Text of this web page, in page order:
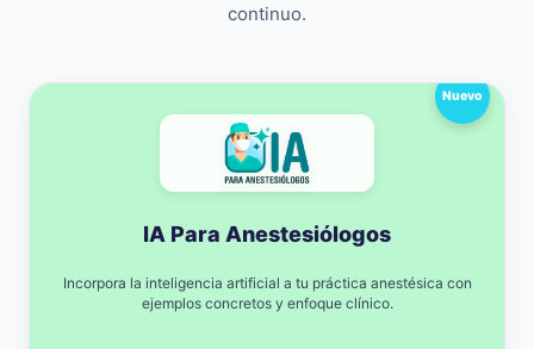
continuo.
Nuevo
IA Para Anestesiólogos
Incorpora la inteligencia artificial a tu práctica anestésica con
ejemplos concretos y enfoque clínico.